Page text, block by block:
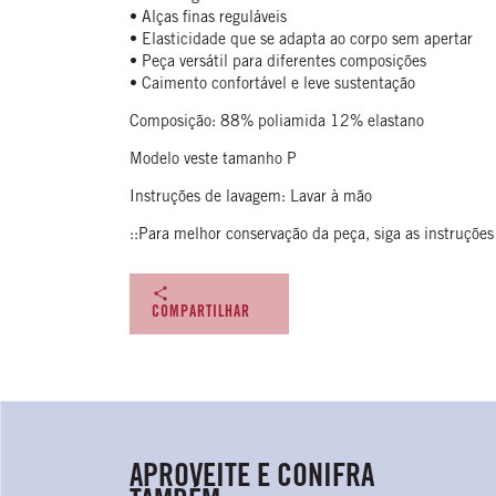
• Alças finas reguláveis
• Elasticidade que se adapta ao corpo sem apertar
• Peça versátil para diferentes composições
• Caimento confortável e leve sustentação
Composição: 88% poliamida 12% elastano
Modelo veste tamanho P
Instruções de lavagem: Lavar à mão
::Para melhor conservação da peça, siga as
COMPARTILHAR
APROVEITE E CONIFRA